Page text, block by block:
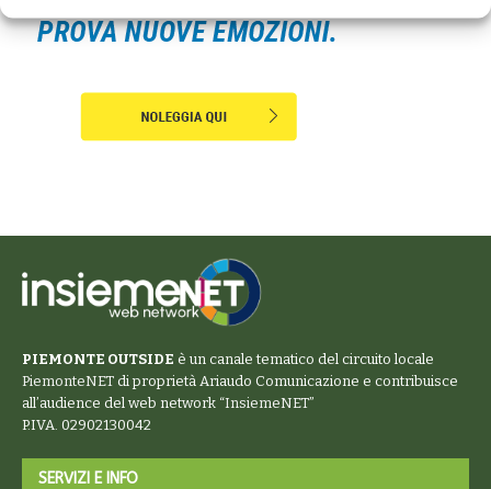
PIEMONTE OUTSIDE è un canale tematico del circuito locale
PiemonteNET di proprietà Ariaudo Comunicazione e contribuisce
all’audience del web network “InsiemeNET”
P.IVA. 02902130042
SERVIZI E INFO